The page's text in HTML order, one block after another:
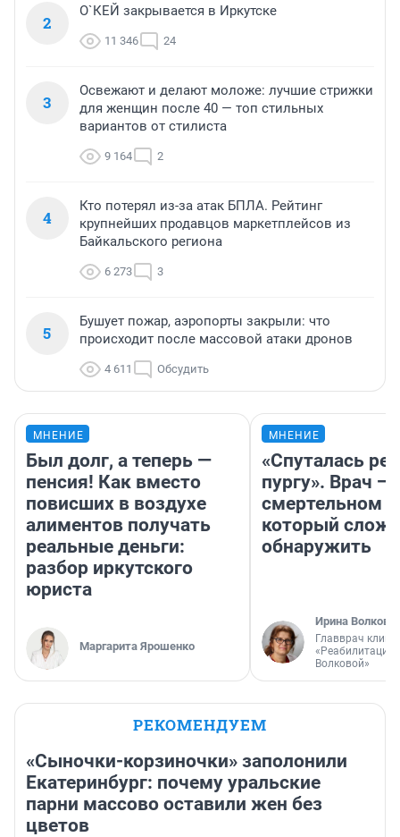
2
О`КЕЙ закрывается в Иркутске
11 346 24
3
Освежают и делают моложе: лучшие стрижки
для женщин после 40 — топ стильных
вариантов от стилиста
9 164 2
4
Кто потерял из-за атак БПЛА. Рейтинг
крупнейших продавцов маркетплейсов из
Байкальского региона
6 273 3
5
Бушует пожар, аэропорты закрыли: что
происходит после массовой атаки дронов
4 611 Обсудить
МНЕНИЕ
Был долг, а теперь —
пенсия! Как вместо
повисших в воздухе
алиментов получать
реальные деньги:
разбор иркутского
юриста
Маргарита Ярошенко
МНЕНИЕ
«Спуталась
пургу». Врач —
смертельном
который
обнаружить
Ирина Волкова
Главврач
«Реабилитация
Волковой»
РЕКОМЕНДУЕМ
«Сыночки-корзиночки» заполонили
Екатеринбург: почему уральские
парни массово оставили жен без
цветов